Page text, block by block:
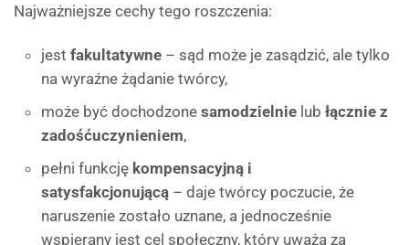
Najważniejsze cechy tego roszczenia:
jest fakultatywne – sąd może je zasądzić, ale tylko
na wyraźne żądanie twórcy,
może być dochodzone samodzielnie lub łącznie z
zadośćuczynieniem,
pełni funkcję kompensacyjną i
satysfakcjonującą – daje twórcy poczucie, że
naruszenie zostało uznane, a jednocześnie
wspierany jest cel społeczny, który uważa za